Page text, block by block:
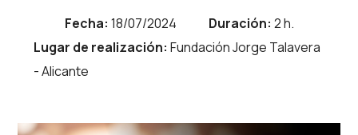
Fecha: 18/07/2024 Duración: 2 h.
Lugar de realización: Fundación Jorge Talavera
- Alicante